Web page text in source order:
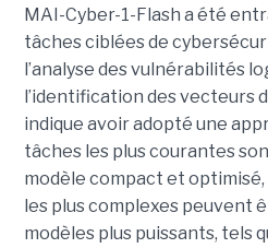
MAI-Cyber-1-Flash a été
tâches ciblées de
l’analyse des vulnérabilités
l’identification des vecteurs
indique avoir adopté une
tâches les plus courantes
modèle compact et optimisé,
les plus complexes peuvent
modèles plus puissants, tels